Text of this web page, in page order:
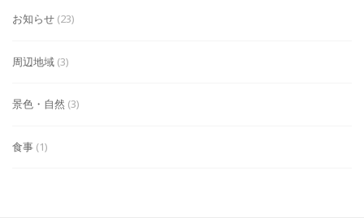
お知らせ (23)
周辺地域 (3)
景色・自然 (3)
食事 (1)